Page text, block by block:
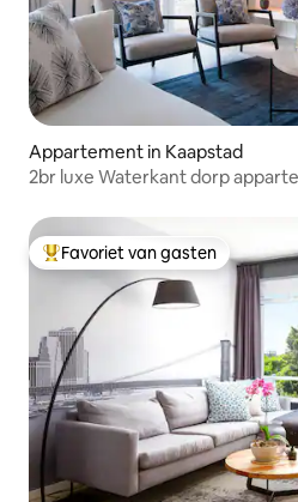
Appartement in Kaapstad
2br luxe Waterkant dorp
Topfavoriet van gasten
Favoriet van gasten